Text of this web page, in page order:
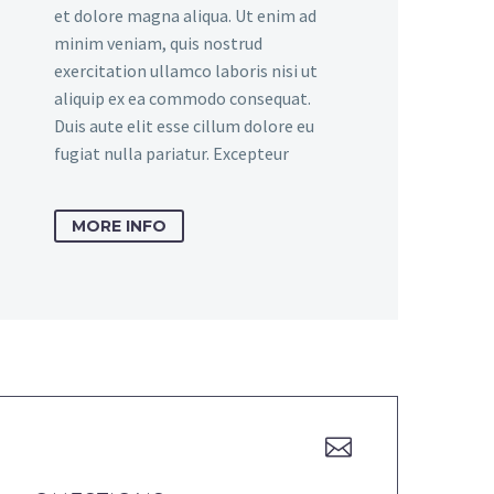
et dolore magna aliqua. Ut enim ad
minim veniam, quis nostrud
exercitation ullamco laboris nisi ut
aliquip ex ea commodo consequat.
Duis aute elit esse cillum dolore eu
fugiat nulla pariatur. Excepteur
MORE INFO

